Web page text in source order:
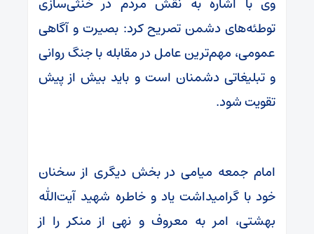
توطئه‌های دشمن تصریح کرد: بصیرت و آگاهی
عمومی، مهم‌ترین عامل در مقابله با جنگ روانی
و تبلیغاتی دشمنان است و باید بیش از پیش
تقویت شود.
امام جمعه میامی در بخش دیگری از سخنان
خود با گرامیداشت یاد و خاطره شهید آیت‌الله
بهشتی، امر به معروف و نهی از منکر را از